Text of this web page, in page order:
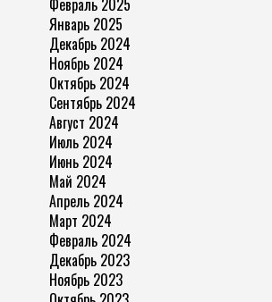
Январь 2025
Декабрь 2024
Ноябрь 2024
Октябрь 2024
Сентябрь 2024
Август 2024
Июль 2024
Июнь 2024
Май 2024
Апрель 2024
Март 2024
Февраль 2024
Декабрь 2023
Ноябрь 2023